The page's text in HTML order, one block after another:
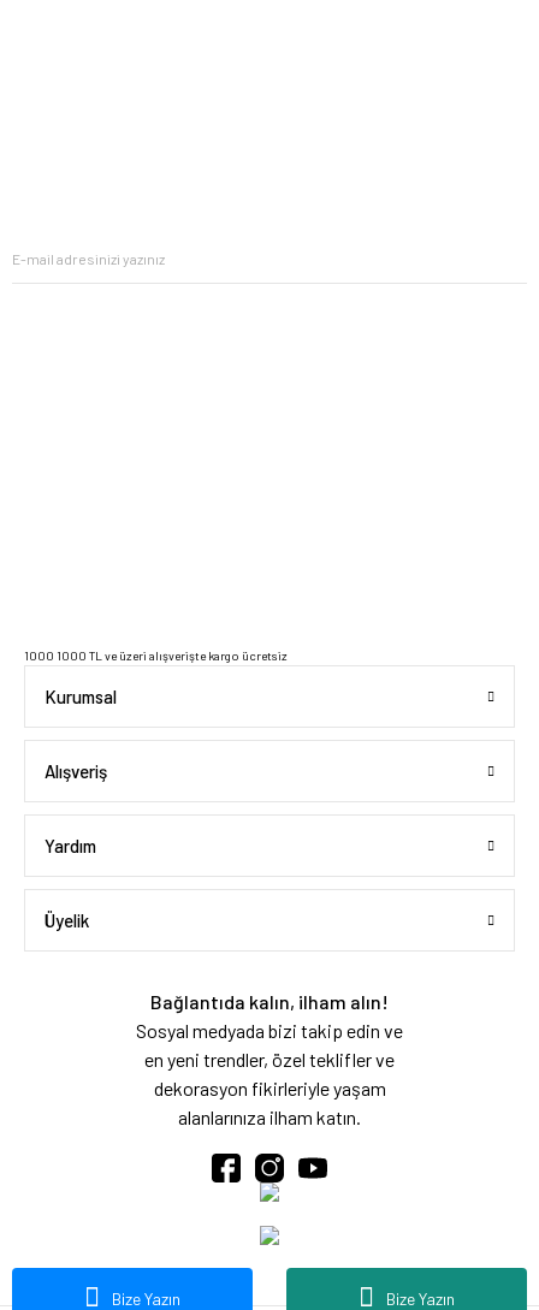
Bize Yazın
Bize Yazın
1000 1000 TL ve üzeri alışverişte kargo ücretsiz
Kurumsal
Alışveriş
Yardım
Üyelik
Bağlantıda kalın, ilham alın!
Sosyal medyada bizi takip edin ve
en yeni trendler, özel teklifler ve
dekorasyon fikirleriyle yaşam
alanlarınıza ilham katın.